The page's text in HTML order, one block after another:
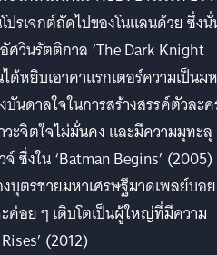
ปรเจกต์ถัดไปของโนแลนด้วย ซึ่ง
ศวินรัตติกาล ‘The Dark Knight
ด้หยิบเอาคาแรกเตอร์ความเป็นม
บันดาลใจในการสร้างสรรค์ตัวละ
ะจิตใจไม่มั่นคง และมีความมุทะลุ
ซึ่งใน ‘Batman Begins’
บุตรชายมหาเศรษฐีมาดเพลย์บอย
อย ๆ เติบโตเป็นผู้ใหญ่ที่มีความ
(2012)